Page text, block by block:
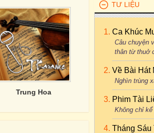
Trung Hoa
TƯ LIỆU
Ca Khúc
Câu chuyện
thân từ thuở
Về Bài Hát
Nghìn trùng
Phim Tài
Không chỉ
Tháng